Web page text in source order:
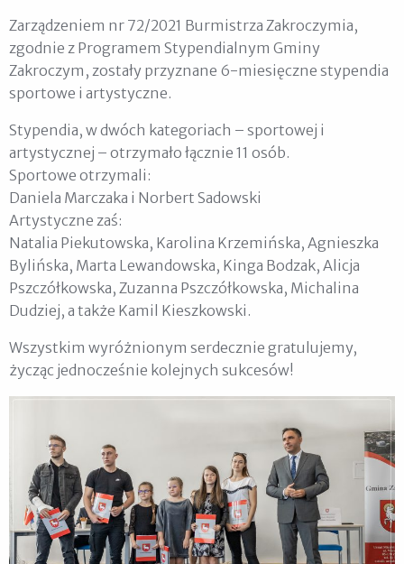
Zarządzeniem nr 72/2021 Burmistrza Zakroczymia,
zgodnie z Programem Stypendialnym Gminy
Zakroczym, zostały przyznane 6-miesięczne stypendia
sportowe i artystyczne.
Stypendia, w dwóch kategoriach – sportowej i
artystycznej – otrzymało łącznie 11 osób.
Sportowe otrzymali:
Daniela Marczaka i Norbert Sadowski
Artystyczne zaś:
Natalia Piekutowska, Karolina Krzemińska, Agnieszka
Bylińska, Marta Lewandowska, Kinga Bodzak, Alicja
Pszczółkowska, Zuzanna Pszczółkowska, Michalina
Dudziej, a także Kamil Kieszkowski.
Wszystkim wyróżnionym serdecznie gratulujemy,
życząc jednocześnie kolejnych sukcesów!